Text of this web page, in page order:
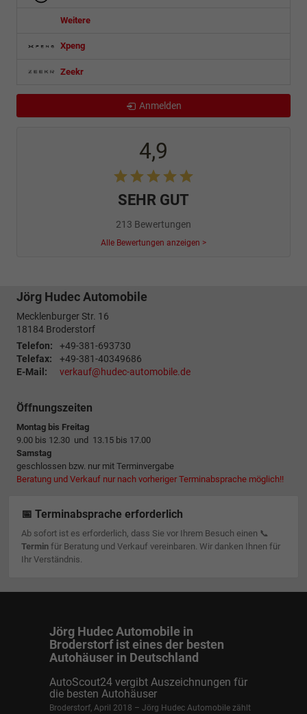
Weitere
Xpeng
Zeekr
Anmelden
4,9
SEHR GUT
213 Bewertungen
Alle Bewertungen anzeigen >
Jörg Hudec Automobile
Mecklenburger Str. 16
18184 Broderstorf
Telefon:
+49-381-693730
Telefax:
+49-381-40349686
E-Mail:
verkauf@hudec-automobile.de
Öffnungszeiten
Montag bis Freitag
9.00 bis 12.30 und 13.15 bis 17.00
Samstag
geschlossen bzw. nur mit Terminvergabe
Beratung und Verkauf nur nach vorheriger Terminabsprache möglich!!
📅 Terminabsprache erforderlich
Ab sofort ist es erforderlich, dass Sie vor Ihrem Besuch einen 📞
Terminfür Beratung und Verkauf vereinbaren. Wir danken Ihnen für
Ihr Verständnis.
Jörg Hudec Automobile in
Broderstorf ist eines der besten
Autohäuser in Deutschland
AutoScout24 vergibt Auszeichnungen für
die besten Autohäuser
Broderstorf, April 2018 – Jörg Hudec Automobile zählt